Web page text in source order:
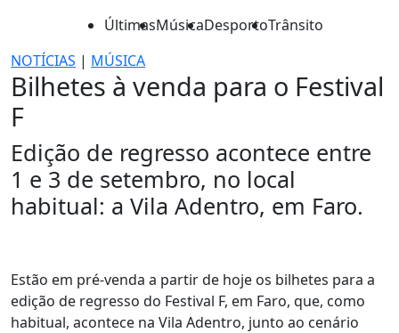
ÚltimasMúsicaDesportoTrânsito
NOTÍCIAS | MÚSICA
Bilhetes à venda para o Festival
F
Edição de regresso acontece entre
1 e 3 de setembro, no local
habitual: a Vila Adentro, em Faro.
Estão em pré-venda a partir de hoje os bilhetes para a
edição de regresso do Festival F, em Faro, que, como
habitual, acontece na Vila Adentro, junto ao cenário